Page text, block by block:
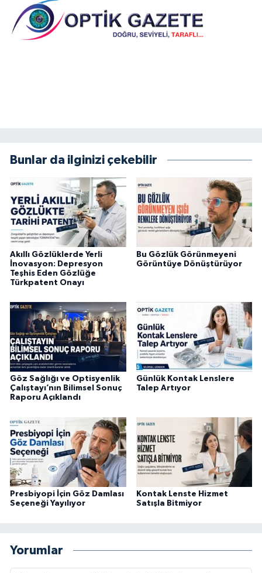
Bunlar da ilginizi çekebilir
Akıllı Gözlüklerde Yerli
İnovasyon: Depresyon
Teşhis Eden Gözlüğe
Türkpatent Onayı
Bu Gözlük Görünmeyeni
Görüntüye Dönüştürüyor
Göz Sağlığı ve Optisyenlik
Çalıştayı’nın Bilimsel Sonuç
Raporu Açıklandı
Günlük Kontak Lenslere
Talep Artıyor
Presbiyopi İçin Göz Damlası
Seçeneği Yayılıyor
Kontak Lenste Hizmet
Satışla Bitmiyor
Yorumlar